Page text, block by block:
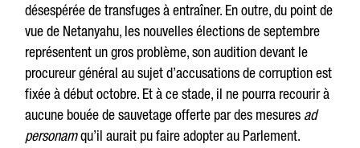
désespérée de transfuges à entraîner. En outre, du point de
vue de Netanyahu, les nouvelles élections de septembre
représentent un gros problème, son audition devant le
procureur général au sujet d’accusations de corruption est
fixée à début octobre. Et à ce stade, il ne pourra recourir à
aucune bouée de sauvetage offerte par des mesures ad
personamqu’il aurait pu faire adopter au Parlement.